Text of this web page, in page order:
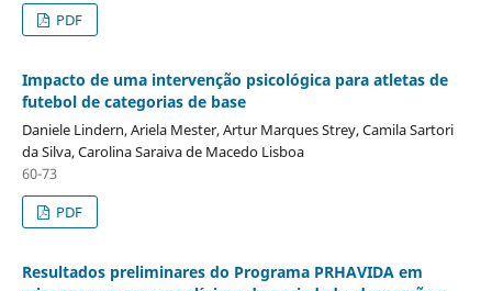
PDF
Impacto de uma intervenção psicológica para atletas de
futebol de categorias de base
Daniele Lindern, Ariela Mester, Artur Marques Strey, Camila Sartori
da Silva, Carolina Saraiva de Macedo Lisboa
60-73
PDF
Resultados preliminares do Programa PRHAVIDA em